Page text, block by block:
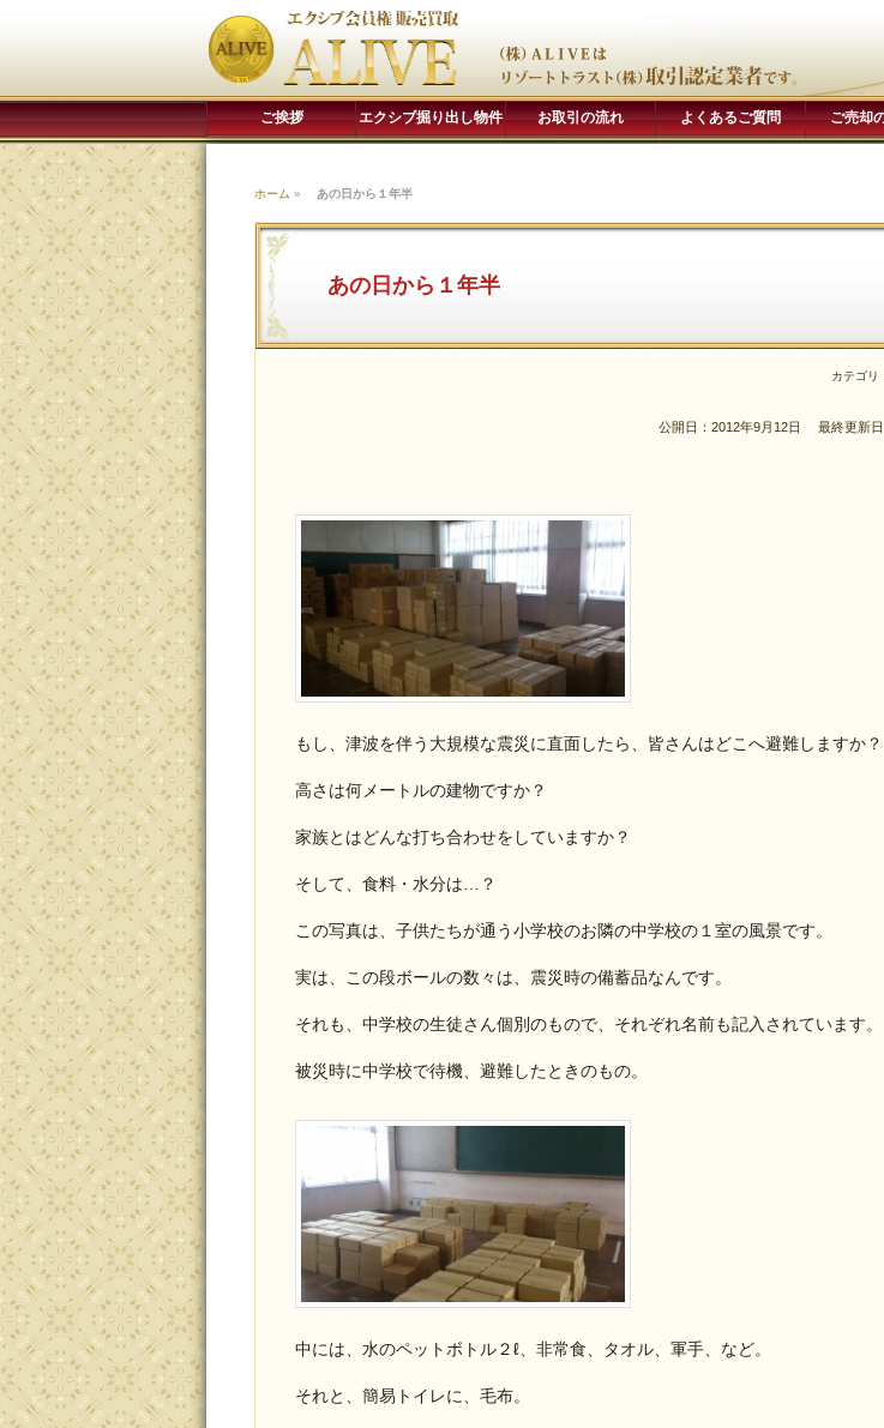
ご挨拶 エクシブ掘り出し物件 お取引の流れ よくあるご質問 ご売却
ホーム » あの日から１年半
あの日から１年半
カテゴリ
公開日：2012年9月12日 最終更新
もし、津波を伴う大規模な震災に直面したら、皆さんはどこへ避難しますか？
高さは何メートルの建物ですか？
家族とはどんな打ち合わせをしていますか？
そして、食料・水分は…？
この写真は、子供たちが通う小学校のお隣の中学校の１室の風景です。
実は、この段ボールの数々は、震災時の備蓄品なんです。
それも、中学校の生徒さん個別のもので、それぞれ名前も記入されています。
被災時に中学校で待機、避難したときのもの。
中には、水のペットボトル２ℓ、非常食、タオル、軍手、など。
それと、簡易トイレに、毛布。